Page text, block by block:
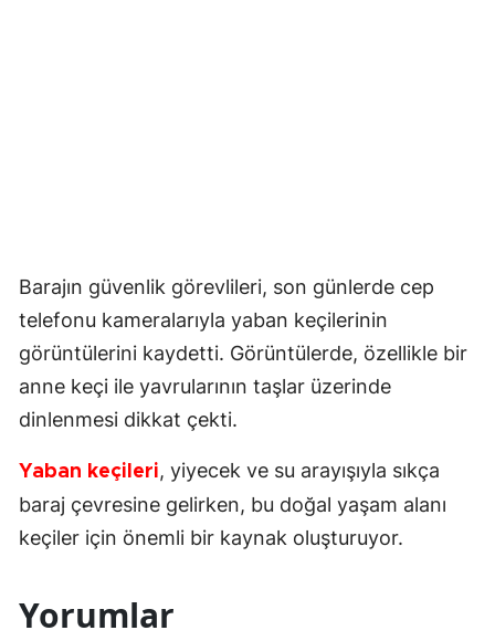
Barajın güvenlik görevlileri, son günlerde cep
telefonu kameralarıyla yaban keçilerinin
görüntülerini kaydetti. Görüntülerde, özellikle bir
anne keçi ile yavrularının taşlar üzerinde
dinlenmesi dikkat çekti.
Yaban keçileri, yiyecek ve su arayışıyla sıkça
baraj çevresine gelirken, bu doğal yaşam alanı
keçiler için önemli bir kaynak oluşturuyor.
Yorumlar